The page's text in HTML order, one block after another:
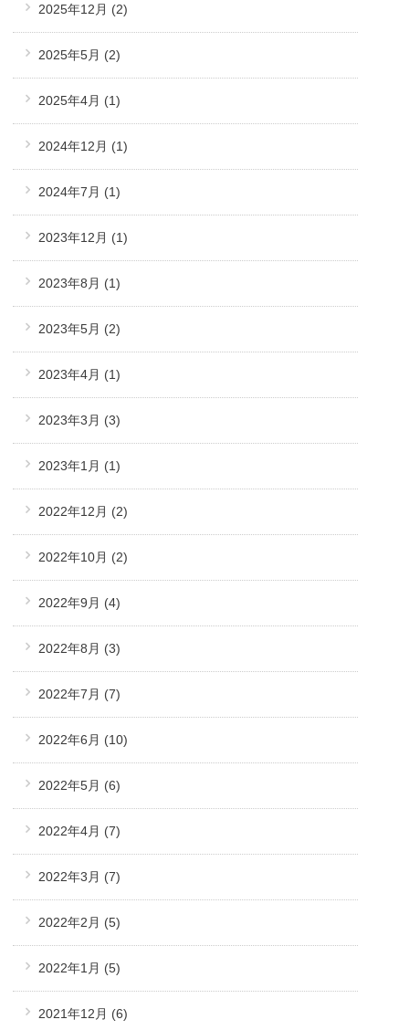
2025年12月 (2)
2025年5月 (2)
2025年4月 (1)
2024年12月 (1)
2024年7月 (1)
2023年12月 (1)
2023年8月 (1)
2023年5月 (2)
2023年4月 (1)
2023年3月 (3)
2023年1月 (1)
2022年12月 (2)
2022年10月 (2)
2022年9月 (4)
2022年8月 (3)
2022年7月 (7)
2022年6月 (10)
2022年5月 (6)
2022年4月 (7)
2022年3月 (7)
2022年2月 (5)
2022年1月 (5)
2021年12月 (6)